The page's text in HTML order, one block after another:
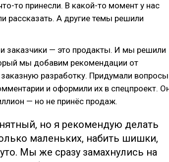
то принесли. В какой-то момент у нас
рассказать. А другие темы решили
заказчики — это продакты. И мы решили
мы добавим рекомендации от
заказную разработку. Придумали вопросы
и оформили их в спецпроект.
— но не принёс продаж.
но я рекомендую делать
маленьких, набить шишки,
Мы же сразу замахнулись на